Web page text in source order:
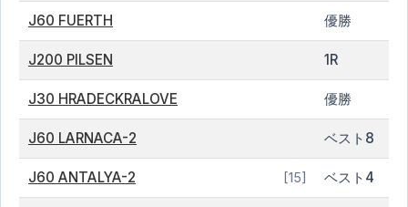
J60 FUERTH 優勝
J200 PILSEN 1R
J30 HRADECKRALOVE 優勝
J60 LARNACA-2 ベスト8
J60 ANTALYA-2 [15] ベスト4